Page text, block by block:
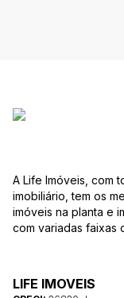
A Life Imóveis, com
imobiliário, tem os
imóveis na planta e
com variadas faixas
as suas dúvidas
LIFE IMOVEIS